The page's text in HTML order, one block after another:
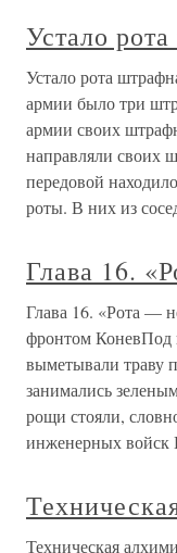
Устало
Устало рота
армии было три
армии своих
направляли своих
передовой
роты. В них из
Глава 16.
Глава 16. «Рота —
фронтом КоневПод
выметывали траву
занимались
рощи стояли,
инженерных войск
Техническая